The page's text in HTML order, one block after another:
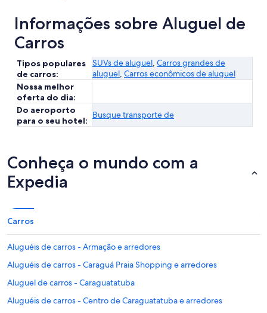
Informações sobre Aluguel de
Carros
Tipos populares
de carros:
SUVs de aluguel, Carros grandes de
aluguel, Carros econômicos de aluguel
Nossa melhor
oferta do dia:
Do aeroporto
para o seu hotel:
Busque transporte de
Conheça o mundo com a
Expedia
Carros
Aluguéis de carros - Armação e arredores
Aluguéis de carros - Caraguá Praia Shopping e arredores
Aluguel de carros - Caraguatatuba
Aluguéis de carros - Centro de Caraguatatuba e arredores